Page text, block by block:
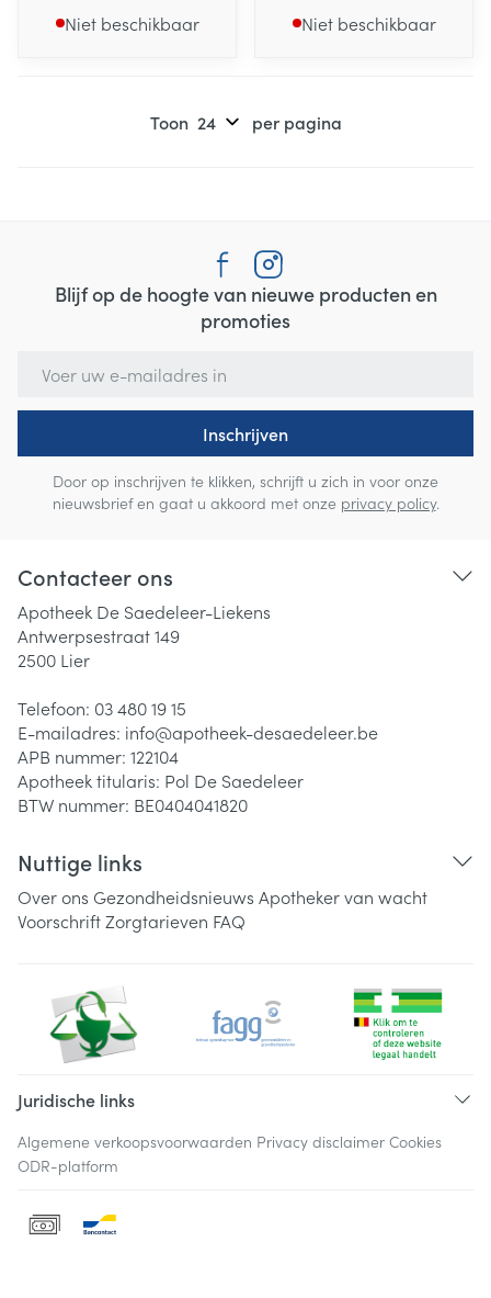
Niet beschikbaar Niet beschikbaar
Toon per pagina
Blijf op de hoogte van nieuwe producten en
promoties
Inschrijven
Door op inschrijven te klikken, schrijft u zich in voor onze
nieuwsbrief en gaat u akkoord met onze privacy policy.
Contacteer ons
Apotheek De Saedeleer-Liekens
Antwerpsestraat 149
2500 Lier
Telefoon: 03 480 19 15
E-mailadres: info@apotheek-desaedeleer.be
APB nummer: 122104
Apotheek titularis: Pol De Saedeleer
BTW nummer: BE0404041820
Nuttige links
Over ons Gezondheidsnieuws Apotheker van wacht
VoorschriftZorgtarieven FAQ
Juridische links
Algemene verkoopsvoorwaarden Privacy disclaimer Cookies
ODR-platform